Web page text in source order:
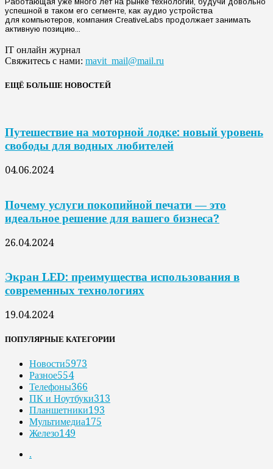
успешной в таком его сегменте, как аудио устройства
для компьютеров, компания CreativeLabs продолжает занимать
активную позицию...
IT онлайн журнал
Свяжитесь с нами: mavit_mail@mail.ru
ЕЩЁ БОЛЬШЕ НОВОСТЕЙ
Путешествие на моторной лодке: новый уровень
свободы для водных любителей
04.06.2024
Почему услуги покопийной печати — это
идеальное решение для вашего бизнеса?
26.04.2024
Экран LED: преимущества использования в
современных технологиях
19.04.2024
ПОПУЛЯРНЫЕ КАТЕГОРИИ
Новости5973
Разное554
Телефоны366
ПК и Ноутбуки313
Планшетники193
Мультимедиа175
Железо149
.